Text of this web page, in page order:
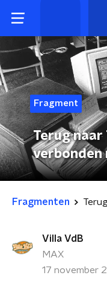
Fragment
Terug naar
Fragmenten
Villa VdB
MAX
17 november